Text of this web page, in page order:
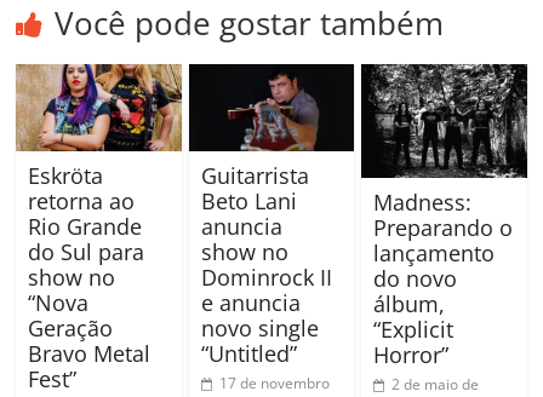
Você pode gostar também
Eskröta
retorna ao
Rio Grande
do Sul para
show no
“Nova
Geração
Bravo Metal
Fest”
Guitarrista
Beto Lani
anuncia
show no
Dominrock II
e anuncia
novo single
“Untitled”
17 de novembro
Madness:
Preparando o
lançamento
do novo
álbum,
“Explicit
Horror”
2 de maio de